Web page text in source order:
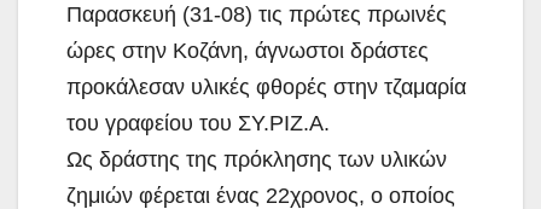
Παρασκευή (31-08) τις πρώτες πρωινές
ώρες στην Κοζάνη, άγνωστοι δράστες
προκάλεσαν υλικές φθορές στην τζαμαρία
του γραφείου του ΣΥ.ΡΙΖ.Α.
Ως δράστης της πρόκλησης των υλικών
ζημιών φέρεται ένας 22χρονος, ο οποίος